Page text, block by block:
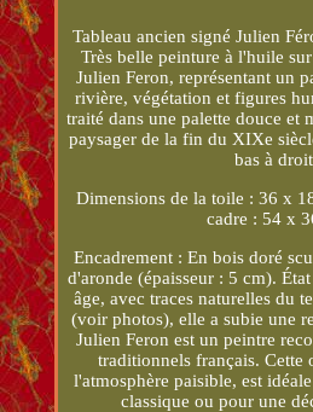
Tableau ancien signé Julien
Très belle peinture à l'huile
Julien Feron, représentant un
rivière, végétation et figures
traité dans une palette douce et
paysager de la fin du XIXe
bas à
Dimensions de la toile : 36 x
cadre : 54 x
Encadrement : En bois doré
d'aronde (épaisseur : 5 cm).
âge, avec traces naturelles du
(voir photos), elle a subie une
Julien Feron est un peintre
traditionnels français. Cette
l'atmosphère paisible, est
classique ou pour une